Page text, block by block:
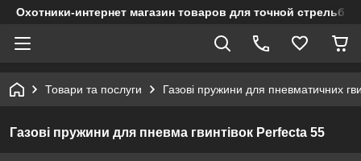
Охотники-интернет магазин товаров для точной стрельбы
Товари та послуги Газові пружини для пневматичних
Газові пружини для пневма гвинтівок Perfecta 55